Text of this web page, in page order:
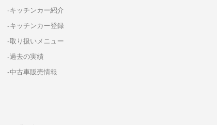
-キッチンカー紹介
-キッチンカー登録
-取り扱いメニュー
-過去の実績
-中古車販売情報